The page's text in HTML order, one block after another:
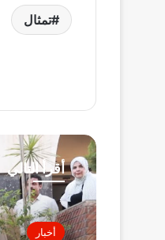
تمثال
أقرأ التالي
أخبار